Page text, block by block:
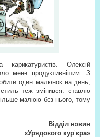
карикатуристів. Олексій
мене продуктивнішим. З
один малюнок на день,
теж змінився: ставлю
малюю без нього, тому
Відділ новин
«Урядового кур’єра»